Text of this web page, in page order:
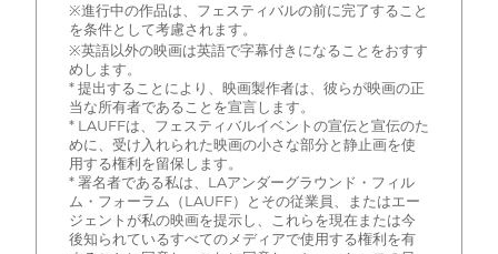
※進行中の作品は、フェスティバルの前に完了すること
を条件として考慮されます。
※英語以外の映画は英語で字幕付きになることをおすす
めします。
* 提出することにより、映画製作者は、彼らが映画の正
当な所有者であることを宣言します。
* LAUFFは、フェスティバルイベントの宣伝と宣伝のた
めに、受け入れられた映画の小さな部分と静止画を使
用する権利を留保します。
* 署名者である私は、LAアンダーグラウンド・フィル
ム・フォーラム（LAUFF）とその従業員、またはエー
ジェントが私の映画を提示し、これらを現在または今
後知られているすべてのメディアで使用する権利を有